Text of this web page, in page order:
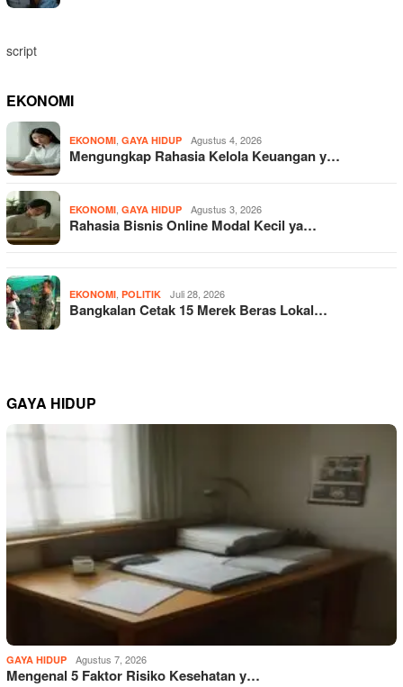
script
EKONOMI
EKONOMI, GAYA HIDUP Agustus 4, 2026
Mengungkap Rahasia Kelola Keuangan y…
EKONOMI, GAYA HIDUP Agustus 3, 2026
Rahasia Bisnis Online Modal Kecil ya…
EKONOMI, POLITIK Juli 28, 2026
Bangkalan Cetak 15 Merek Beras Lokal…
GAYA HIDUP
GAYA HIDUP Agustus 7, 2026
Mengenal 5 Faktor Risiko Kesehatan y…